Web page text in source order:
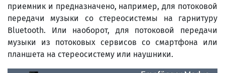
приемник и предназначено, например, для потоковой
передачи музыки со стереосистемы на гарнитуру
Bluetooth. Или наоборот, для потоковой передачи
музыки из потоковых сервисов со смартфона или
планшета на стереосистему или наушники.